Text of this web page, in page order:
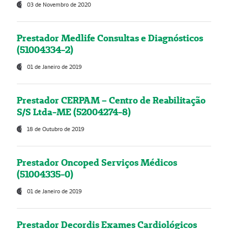
03 de Novembro de 2020
Prestador Medlife Consultas e Diagnósticos
(51004334-2)
01 de Janeiro de 2019
Prestador CERPAM – Centro de Reabilitação
S/S Ltda-ME (52004274-8)
18 de Outubro de 2019
Prestador Oncoped Serviços Médicos
(51004335-0)
01 de Janeiro de 2019
Prestador Decordis Exames Cardiológicos